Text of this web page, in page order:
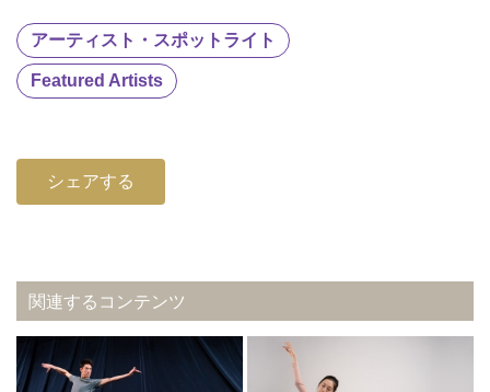
アーティスト・スポットライト
Featured Artists
シェアする
関連するコンテンツ